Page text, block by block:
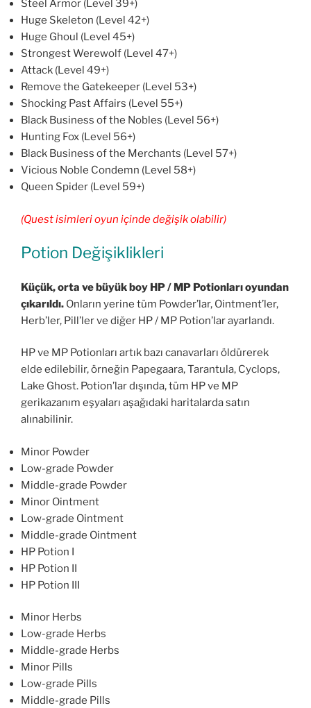
Steel Armor (Level 39+)
Huge Skeleton (Level 42+)
Huge Ghoul (Level 45+)
Strongest Werewolf (Level 47+)
Attack (Level 49+)
Remove the Gatekeeper (Level 53+)
Shocking Past Affairs (Level 55+)
Black Business of the Nobles (Level 56+)
Hunting Fox (Level 56+)
Black Business of the Merchants (Level 57+)
Vicious Noble Condemn (Level 58+)
Queen Spider (Level 59+)
(Quest isimleri oyun içinde değişik olabilir)
Potion Değişiklikleri
Küçük, orta ve büyük boy HP / MP Potionları oyundan
çıkarıldı. Onların yerine tüm Powder’lar, Ointment’ler,
Herb’ler, Pill’ler ve diğer HP / MP Potion’lar ayarlandı.
HP ve MP Potionları artık bazı canavarları öldürerek
elde edilebilir, örneğin Papegaara, Tarantula, Cyclops,
Lake Ghost. Potion’lar dışında, tüm HP ve MP
gerikazanım eşyaları aşağıdaki haritalarda satın
alınabilinir.
Minor Powder
Low-grade Powder
Middle-grade Powder
Minor Ointment
Low-grade Ointment
Middle-grade Ointment
HP Potion I
HP Potion II
HP Potion III
Minor Herbs
Low-grade Herbs
Middle-grade Herbs
Minor Pills
Low-grade Pills
Middle-grade Pills